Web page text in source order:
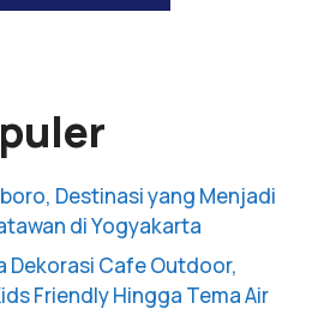
Destinasi yang Menjadi
di Yogyakarta
Dekorasi Cafe Outdoor,
Friendly Hingga Tema Air